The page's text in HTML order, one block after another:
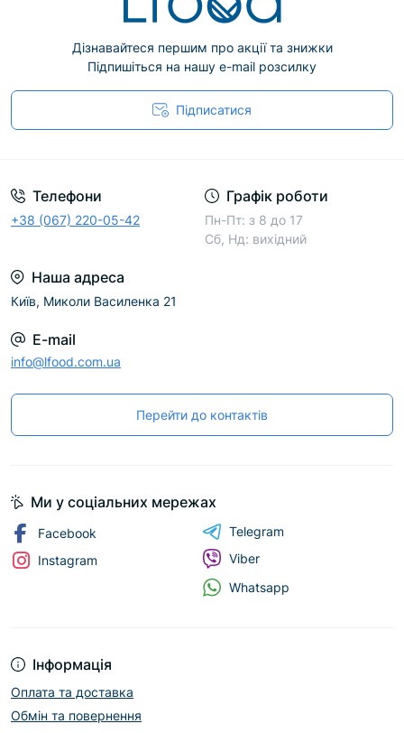
Дізнавайтеся першим про акції та знижки
Підпишіться на нашу e-mail розсилку
Підписатися
Телефони
+38 (067) 220-05-42
Графік роботи
Пн-Пт: з 8 до 17
Сб, Нд: вихідний
Наша адреса
Київ, Миколи Василенка 21
E-mail
info@lfood.com.ua
Перейти до контактів
Інформація
Оплата та доставка
Обмін та повернення
Ми у соціальних мережах
Facebook
Instagram
Telegram
Viber
Whatsapp